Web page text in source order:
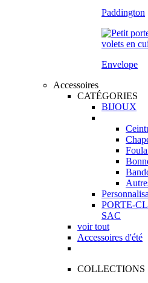
Paddington
Envelope
Accessoires
CATÉGORIES
BIJOUX
PORTE-
SAC
voir tout
Accessoires d'été
COLLECTIONS